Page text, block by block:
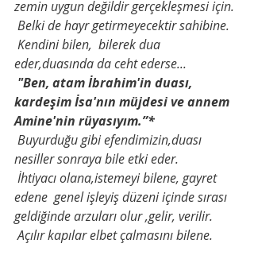
zemin uygun değildir gerçekleşmesi için.
Belki de hayr getirmeyecektir sahibine.
Kendini bilen, bilerek dua
eder,duasında da ceht ederse...
"Ben, atam İbrahim'in duası,
kardeşim İsa'nın müjdesi ve annem
Amine'nin rüyasıyım.”*
Buyurduğu gibi efendimizin,duası
nesiller sonraya bile etki eder.
İhtiyacı olana,istemeyi bilene, gayret
edene genel işleyiş düzeni içinde sırası
geldiğinde arzuları olur ,gelir, verilir.
Açılır kapılar elbet çalmasını bilene.